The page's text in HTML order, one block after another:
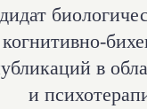
в
и